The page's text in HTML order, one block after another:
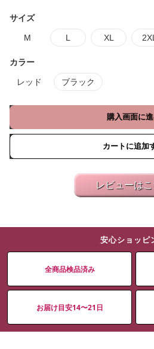
サイズ
M L XL 2XL
カラー
レッド ブラック
購入画面に
カートに追加
レビューは
安心ショッピ
全商品検品済み
お届け目安14〜21日